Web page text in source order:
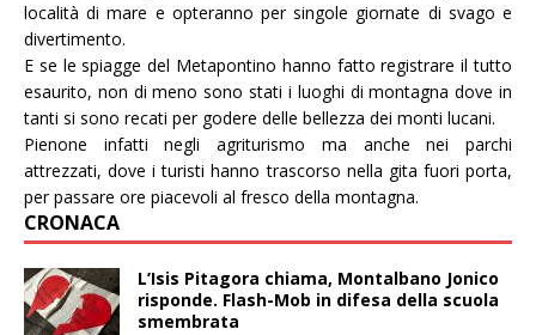
località di mare e opteranno per singole giornate di svago e
divertimento.
E se le spiagge del Metapontino hanno fatto registrare il tutto
esaurito, non di meno sono stati i luoghi di montagna dove in
tanti si sono recati per godere delle bellezza dei monti lucani.
Pienone infatti negli agriturismo ma anche nei parchi
attrezzati, dove i turisti hanno trascorso nella gita fuori porta,
per passare ore piacevoli al fresco della montagna.
CRONACA
L’Isis Pitagora chiama, Montalbano Jonico
risponde. Flash-Mob in difesa della scuola
smembrata